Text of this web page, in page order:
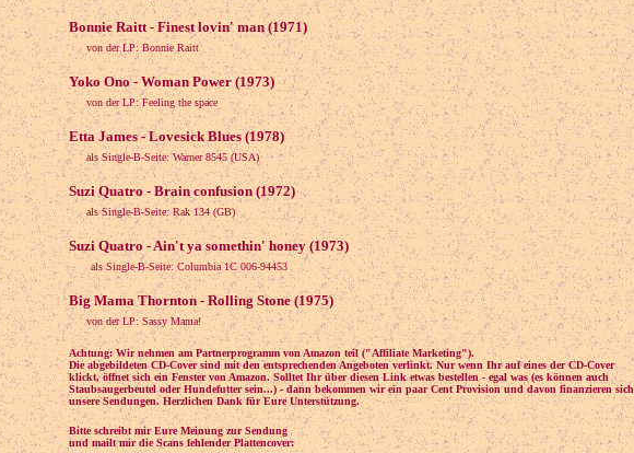
Bonnie Raitt - Finest lovin' man (1971)
von der LP: Bonnie Raitt
Yoko Ono - Woman Power (1973)
von der LP: Feeling the space
Etta James - Lovesick Blues (1978)
als Single-B-Seite: Warner 8545 (USA)
Suzi Quatro - Brain confusion (1972)
als Single-B-Seite: Rak 134 (GB)
Suzi Quatro - Ain't ya somethin' honey (1973)
als Single-B-Seite: Columbia 1C 006-94453
Big Mama Thornton - Rolling Stone (1975)
von der LP: Sassy Mama!
Achtung: Wir nehmen am Partnerprogramm von Amazon teil ("Affiliate Marketing").
Die abgebildeten CD-Cover sind mit den entsprechenden Angeboten verlinkt. Nur wenn Ihr auf eines der CD-Cover
klickt, öffnet sich ein Fenster von Amazon. Solltet Ihr über diesen Link etwas bestellen - egal was (es können auch
Staubsaugerbeutel oder Hundefutter sein...) - dann bekommen wir ein paar Cent Provision und davon finanzieren sich
unsere Sendungen. Herzlichen Dank für Eure Unterstützung.
Bitte schreibt mir Eure Meinung zur Sendung
und mailt mir die Scans fehlender Plattencover: